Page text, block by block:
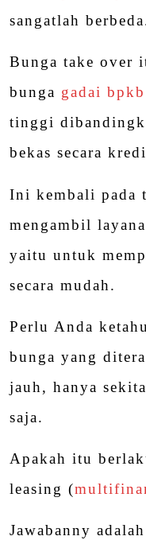
sangatlah
Bunga take over
bunga gadai
tinggi
bekas secara
Ini kembali pada
mengambil
yaitu untuk
secara mudah.
Perlu Anda
bunga yang
jauh, hanya
saja.
Apakah itu
leasing (
Jawabanny